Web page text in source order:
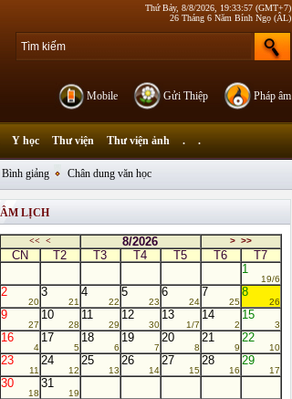
Thứ Bảy, 8/8/2026, 19:33:57 (GMT+7)
26 Tháng 6 Năm Bính Ngọ (ÂL)
Pháp âm
Gửi Thiệp
Mobile
giảng Chân dung văn học
Y học Thư viện Thư viện ảnh . .
ÂM LỊCH
<< < 8/2026 > >>
CN T2 T3 T4 T5 T6
T7
1
19/6
2
20
3
21
4
22
5
23
6
24
7
25
8
26
9
27
10
28
11
29
12
30
13
1/7
14
2
15
3
16
4
17
5
18
6
19
7
20
8
21
9
22
10
23
11
24
12
25
13
26
14
27
15
28
16
29
17
30
18
31
19